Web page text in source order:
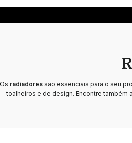
Os radiadoressão essenciais para o seu
toalheiros e de design. Encontre também